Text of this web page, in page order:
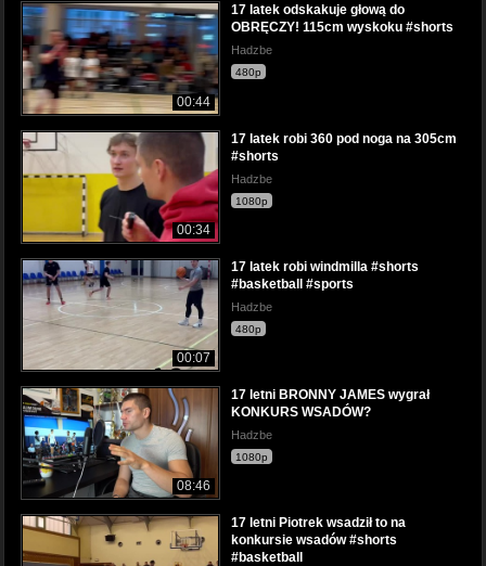
00:44
17 latek odskakuje głową do
OBRĘCZY! 115cm wyskoku #shorts
Hadzbe
480p
00:34
17 latek robi 360 pod noga na 305cm
#shorts
Hadzbe
1080p
00:07
17 latek robi windmilla #shorts
#basketball #sports
Hadzbe
480p
08:46
17 letni BRONNY JAMES wygrał
KONKURS WSADÓW?
Hadzbe
1080p
17 letni Piotrek wsadził to na
konkursie wsadów #shorts
#basketball